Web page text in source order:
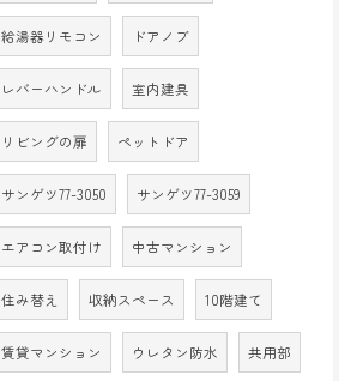
給湯器リモコン ドアノブ
レバーハンドル 室内建具
リビングの扉 ペットドア
サンゲツ77-3050 サンゲツ77-3059
エアコン取付け 中古マンション
住み替え 収納スペース 10階建て
賃貸マンション ウレタン防水 共用部